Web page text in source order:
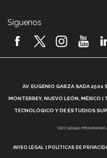
2026! (video)
¿Cómo es el
Vida Tec:
Síguenos
AV. EUGENIO GARZA SADA
MONTERREY, NUEVO LEÓN,
TECNOLÓGICO Y DE ESTUDIOS
*DEC-520912
AVISO LEGAL POLÍTICAS DE